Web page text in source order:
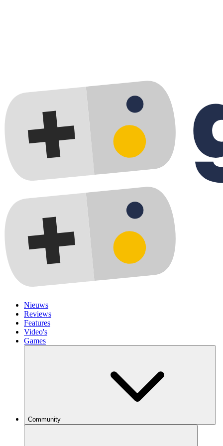
Nieuws
Reviews
Features
Video's
Games
Community